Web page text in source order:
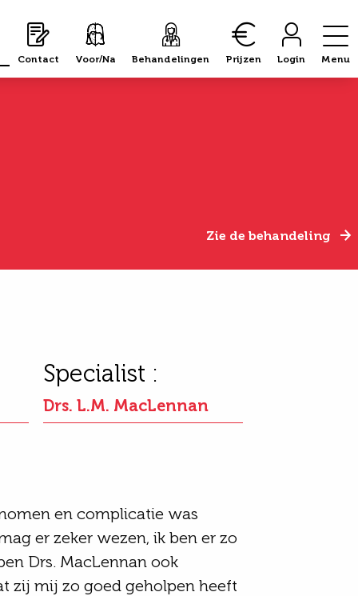
Contact Voor/Na Behandelingen Prijzen Login Menu
Zie de behandeling
Specialist :
Drs. L.M. MacLennan
en complicatie was
er zeker wezen, ik ben er zo
Drs. MacLennan ook
zij mij zo goed geholpen heeft